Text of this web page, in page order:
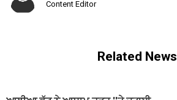
Content Editor
Related News